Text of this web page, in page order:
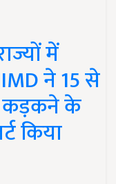
में
ने 15 से
कड़कने के
किया